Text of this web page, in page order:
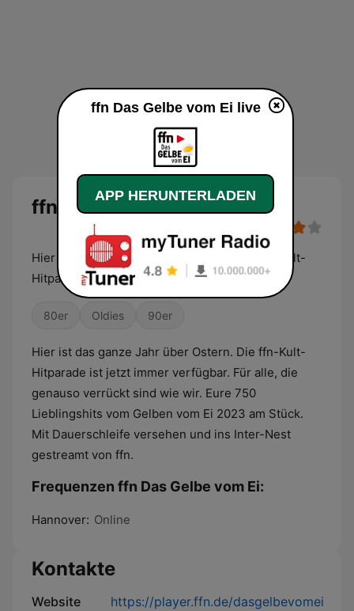
ffn Das Gelbe vom Ei Live
Hier ist das ganze Jahr über Ostern. Die ffn-Kult-
Hitparade ist jetzt immer verfügbar.
80er Oldies 90er
Hier ist das ganze Jahr über Ostern. Die ffn-Kult-
Hitparade ist jetzt immer verfügbar. Für alle, die
genauso verrückt sind wie wir. Eure 750
Lieblingshits vom Gelben vom Ei 2023 am Stück.
Mit Dauerschleife versehen und ins Inter-Nest
gestreamt von ffn.
Frequenzen ffn Das Gelbe vom Ei:
Hannover: Online
Kontakte
Website
https://player.ffn.de/dasgelbevomei
ffn Das Gelbe vom Ei live
APP HERUNTERLADEN